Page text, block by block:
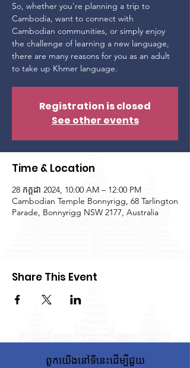
So, whether you're planning a trip to
Cambodia, want to connect with
Cambodian communities, or simply enjoy
the challenge of learning a new language,
there are many reasons for you as an adult
to take up Khmer language.
Registration is closed
See other events
Time & Location
28 កក្កដា 2024, 10:00 AM – 12:00 PM
Cambodian Temple Bonnyrigg, 68 Tarlington
Parade, Bonnyrigg NSW 2177, Australia
Share This Event
ពួកយើងនៅទីនេះដើម្បីជួយ